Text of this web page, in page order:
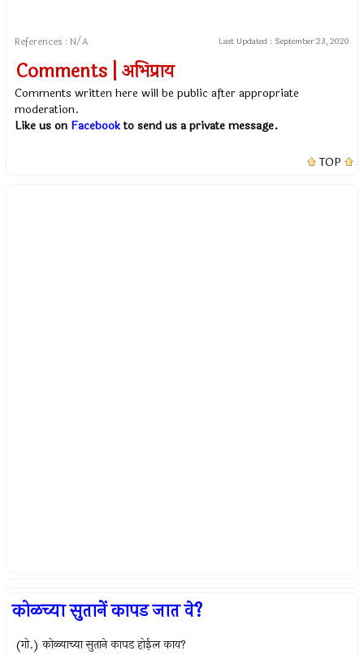
References : N/A Last Updated : September 23, 2020
Comments | अभिप्राय
Comments written here will be public after appropriate
moderation.
Like us on Facebookto send us a private message.
TOP
कोळच्या सुतानें कापड जात वे?
(गो.) कोळ्याच्या सुताने कापड होईल काय?